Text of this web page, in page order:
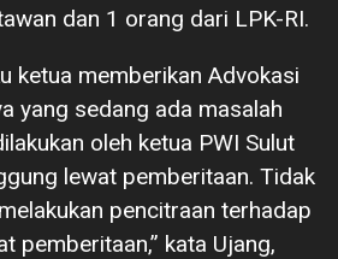
dan 1 orang dari LPK-RI.
ketua memberikan Advokasi
yang sedang ada masalah
oleh ketua PWI Sulut
lewat pemberitaan. Tidak
pencitraan terhadap
pemberitaan,” kata Ujang,